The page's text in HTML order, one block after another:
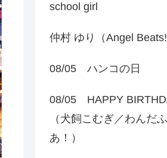
school girl
仲村 ゆり（Angel Beats!
08/05 ハンコの日
08/05 HAPPY
（犬飼こむぎ／わんだ
あ！）